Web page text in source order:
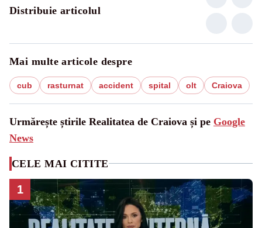
Distribuie articolul
Mai multe articole despre
cub rasturnat accident spital olt Craiova
Urmărește știrile Realitatea de Craiova și pe Google
News
CELE MAI CITITE
1